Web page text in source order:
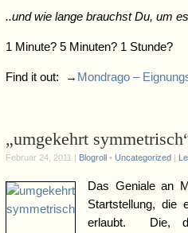
..und wie lange brauchst Du, um
1 Minute? 5 Minuten? 1 Stunde?
Find it out: → Mondrago –
„umgekehrt
Februar 24, 2011 | Blogroll • Uncategorized |
Das Geniale an
Startstellung, die
erlaubt. Die,